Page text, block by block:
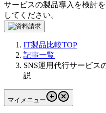
サービスの製品導入を検討
してください。
IT製品比較TOP
記事一覧
SNS運用代行サービス
説
マイメニュー